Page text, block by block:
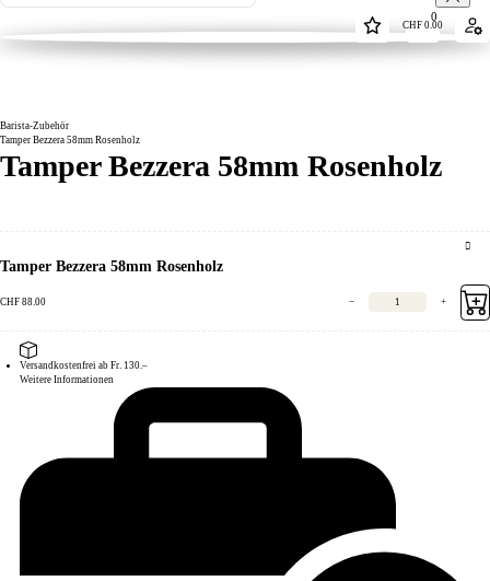
CHF0.00
0
Barista-Zubehör
Tamper Bezzera 58mm Rosenholz
Tamper Bezzera 58mm Rosenholz
Tamper Bezzera 58mm Rosenholz
CHF 88.00 − +
Versandkostenfrei ab Fr. 130.–
Weitere Informationen